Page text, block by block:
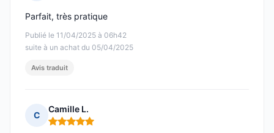
Publié le 11/04/2025 à 06h42
suite à un achat du 05/04/2025
Parfait, très pratique
Avis traduit
C
Camille L.
Note : 5 sur 5